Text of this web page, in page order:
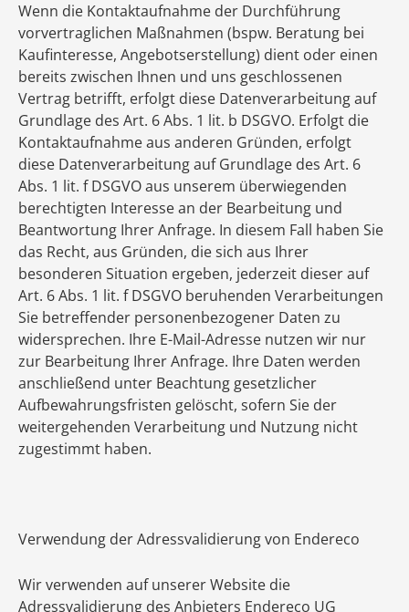
Wenn die Kontaktaufnahme der Durchführung
vorvertraglichen Maßnahmen (bspw. Beratung bei
Kaufinteresse, Angebotserstellung) dient oder einen
bereits zwischen Ihnen und uns geschlossenen
Vertrag betrifft, erfolgt diese Datenverarbeitung auf
Grundlage des Art. 6 Abs. 1 lit. b DSGVO. Erfolgt die
Kontaktaufnahme aus anderen Gründen, erfolgt
diese Datenverarbeitung auf Grundlage des Art. 6
Abs. 1 lit. f DSGVO aus unserem überwiegenden
berechtigten Interesse an der Bearbeitung und
Beantwortung Ihrer Anfrage. In diesem Fall haben Sie
das Recht, aus Gründen, die sich aus Ihrer
besonderen Situation ergeben, jederzeit dieser auf
Art. 6 Abs. 1 lit. f DSGVO beruhenden Verarbeitungen
Sie betreffender personenbezogener Daten zu
widersprechen. Ihre E-Mail-Adresse nutzen wir nur
zur Bearbeitung Ihrer Anfrage. Ihre Daten werden
anschließend unter Beachtung gesetzlicher
Aufbewahrungsfristen gelöscht, sofern Sie der
weitergehenden Verarbeitung und Nutzung nicht
zugestimmt haben.
Verwendung der Adressvalidierung von Endereco
Wir verwenden auf unserer Website die
Adressvalidierung des Anbieters Endereco UG